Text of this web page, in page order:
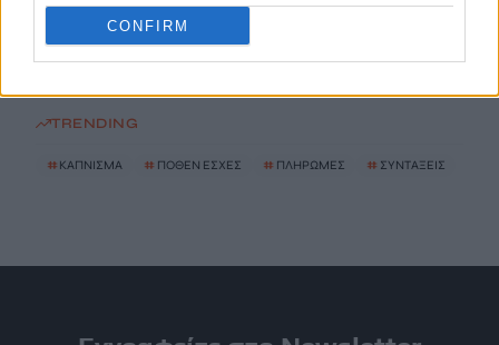
CONFIRM
Ευρωπαίοι ίσως ασκούσαν κανιβαλισμό
7 Αυγούστου, 2026
TRENDING
# ΚΑΠΝΙΣΜΑ # ΠΟΘΕΝ ΕΣΧΕΣ # ΠΛΗΡΩΜΕΣ # ΣΥΝΤΑΞΕΙΣ